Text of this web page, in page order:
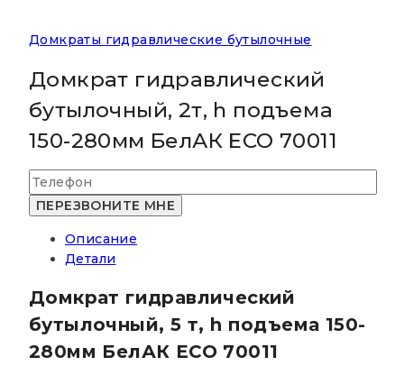
Домкраты гидравлические бутылочные
Домкрат гидравлический
бутылочный, 2т, h подъема
150-280мм БелАК ECO 70011
Описание
Детали
Домкрат гидравлический
бутылочный, 5 т, h подъема 150-
280мм БелАК ECO 70011